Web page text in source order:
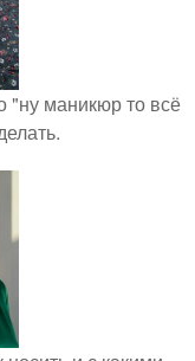
"ну маникюр то всё